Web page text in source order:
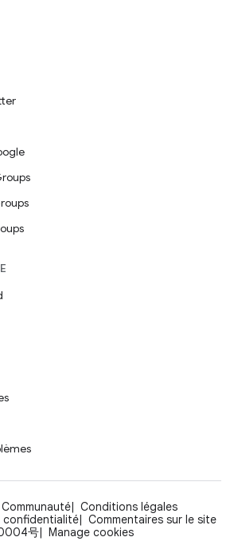
Communauté
Conditions légales
confidentialité
Commentaires sur le site
号
Manage cookies